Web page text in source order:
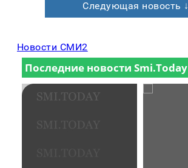
Следующая новость ↓
Новости СМИ2